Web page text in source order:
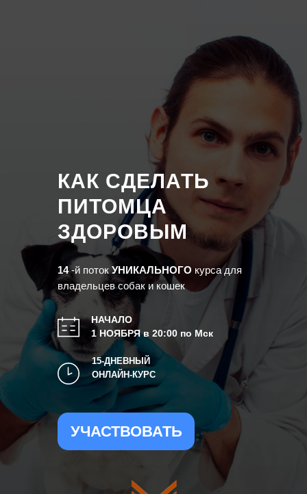
КАК СДЕЛАТЬ
ПИТОМЦА
ЗДОРОВЫМ
НАЧАЛО
1 НОЯБРЯ в 20:00 по Мск
15-ДНЕВНЫЙ
ОНЛАЙН-КУРС
14-й поток УНИКАЛЬНОГО курса для
владельцев собак и кошек
УЧАСТВОВАТЬ